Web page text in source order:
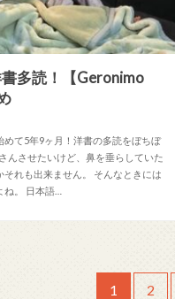
多読！【Geronimo
て5年9ヶ月！洋書の多読をぼちぼ
んさせたいけど、鼻を垂らしていた
それも出来ません。 そんなときには
。 日本語…
1 2